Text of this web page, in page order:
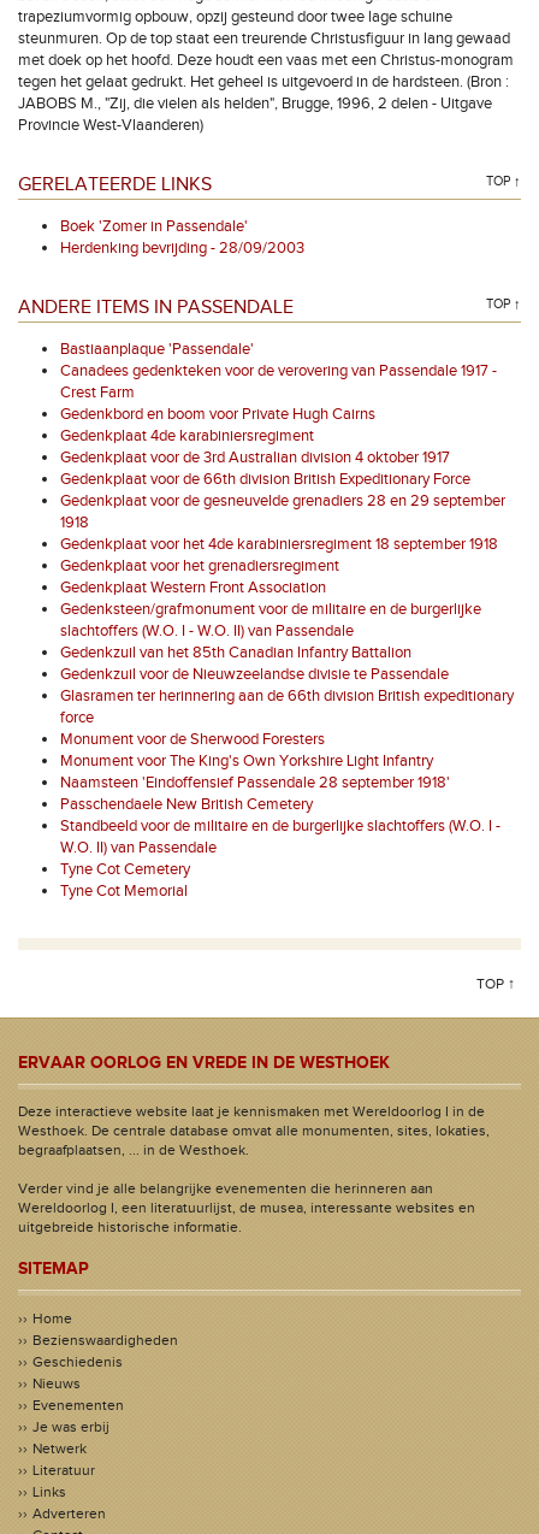
trapeziumvormig opbouw, opzij gesteund door twee lage schuine
steunmuren. Op de top staat een treurende Christusfiguur in lang gewaad
met doek op het hoofd. Deze houdt een vaas met een Christus-monogram
tegen het gelaat gedrukt. Het geheel is uitgevoerd in de hardsteen. (Bron :
JABOBS M., "Zij, die vielen als helden", Brugge, 1996, 2 delen - Uitgave
Provincie West-Vlaanderen)
GERELATEERDE LINKS TOP ↑
Boek 'Zomer in Passendale'
Herdenking bevrijding - 28/09/2003
ANDERE ITEMS IN PASSENDALE TOP ↑
Bastiaanplaque 'Passendale'
Canadees gedenkteken voor de verovering van Passendale 1917 -
Crest Farm
Gedenkbord en boom voor Private Hugh Cairns
Gedenkplaat 4de karabiniersregiment
Gedenkplaat voor de 3rd Australian division 4 oktober 1917
Gedenkplaat voor de 66th division British Expeditionary Force
Gedenkplaat voor de gesneuvelde grenadiers 28 en 29 september
1918
Gedenkplaat voor het 4de karabiniersregiment 18 september 1918
Gedenkplaat voor het grenadiersregiment
Gedenkplaat Western Front Association
Gedenksteen/grafmonument voor de militaire en de burgerlijke
slachtoffers (W.O. I - W.O. II) van Passendale
Gedenkzuil van het 85th Canadian Infantry Battalion
Gedenkzuil voor de Nieuwzeelandse divisie te Passendale
Glasramen ter herinnering aan de 66th division British expeditionary
force
Monument voor de Sherwood Foresters
Monument voor The King's Own Yorkshire Light Infantry
Naamsteen 'Eindoffensief Passendale 28 september 1918'
Passchendaele New British Cemetery
Standbeeld voor de militaire en de burgerlijke slachtoffers (W.O. I -
W.O. II) van Passendale
Tyne Cot Cemetery
Tyne Cot Memorial
TOP ↑
ERVAAR OORLOG EN VREDE IN DE WESTHOEK
Deze interactieve website laat je kennismaken met Wereldoorlog I in de
Westhoek. De centrale database omvat alle monumenten, sites, lokaties,
begraafplaatsen, ... in de Westhoek.
Verder vind je alle belangrijke evenementen die herinneren aan
Wereldoorlog I, een literatuurlijst, de musea, interessante websites en
uitgebreide historische informatie.
SITEMAP
Home
Bezienswaardigheden
Geschiedenis
Nieuws
Evenementen
Je was erbij
Netwerk
Literatuur
Links
Adverteren